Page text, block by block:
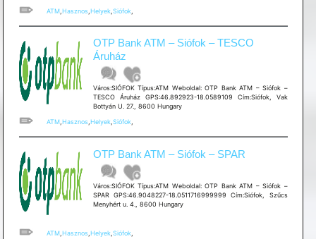
ATM, Hasznos, Helyek, Siófok,
OTP Bank ATM – Siófok – TESCO
Áruház
Város:SIÓFOK Típus:ATM Weboldal: OTP Bank ATM – Siófok –
TESCO Áruház GPS:46.892923-18.0589109 Cím:Siófok, Vak
Bottyán U. 27., 8600 Hungary
ATM,Hasznos,Helyek,Siófok,
OTP Bank ATM – Siófok – SPAR
Város:SIÓFOK Típus:ATM Weboldal: OTP Bank ATM – Siófok –
SPAR GPS:46.9048227-18.0511716999999 Cím:Siófok, Szűcs
Menyhért u. 4., 8600 Hungary
ATM, Hasznos, Helyek, Siófok,